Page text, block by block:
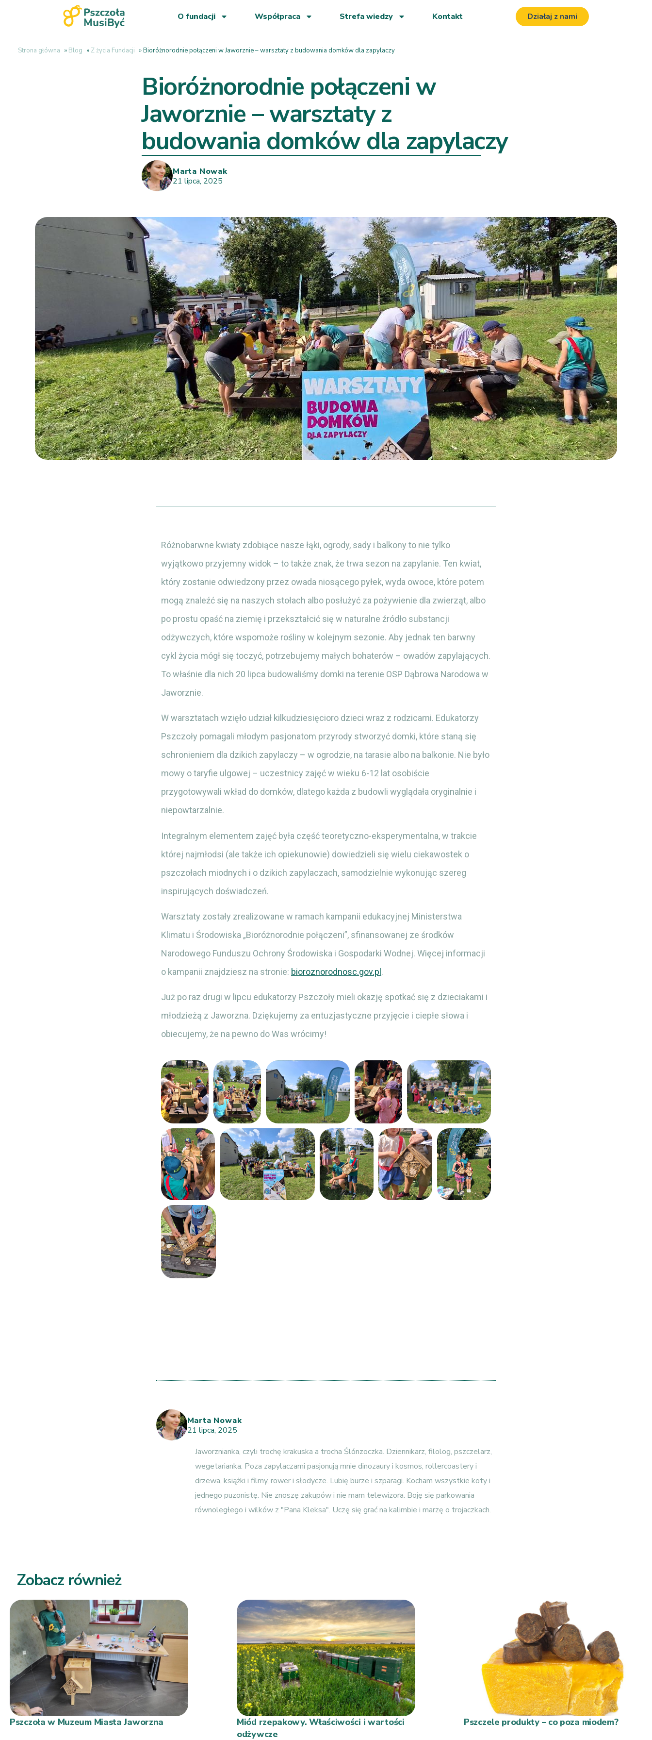
O fundacji Współpraca Strefa wiedzy Kontakt Działaj z nami
Strona główna » Blog » Z życia Fundacji »Bioróżnorodnie połączeni w Jaworznie – warsztaty z budowania domków dla zapylaczy
Bioróżnorodnie połączeni w
Jaworznie – warsztaty z
budowania domków dla zapylaczy
Marta Nowak
21 lipca, 2025
Różnobarwne kwiaty zdobiące nasze łąki, ogrody, sady i balkony to nie tylko
wyjątkowo przyjemny widok – to także znak, że trwa sezon na zapylanie. Ten kwiat,
który zostanie odwiedzony przez owada niosącego pyłek, wyda owoce, które potem
mogą znaleźć się na naszych stołach albo posłużyć za pożywienie dla zwierząt, albo
po prostu opaść na ziemię i przekształcić się w naturalne źródło substancji
odżywczych, które wspomoże rośliny w kolejnym sezonie. Aby jednak ten barwny
cykl życia mógł się toczyć, potrzebujemy małych bohaterów – owadów zapylających.
To właśnie dla nich 20 lipca budowaliśmy domki na terenie OSP Dąbrowa Narodowa w
Jaworznie.
W warsztatach wzięło udział kilkudziesięcioro dzieci wraz z rodzicami. Edukatorzy
Pszczoły pomagali młodym pasjonatom przyrody stworzyć domki, które staną się
schronieniem dla dzikich zapylaczy – w ogrodzie, na tarasie albo na balkonie. Nie było
mowy o taryfie ulgowej – uczestnicy zajęć w wieku 6-12 lat osobiście
przygotowywali wkład do domków, dlatego każda z budowli wyglądała oryginalnie i
niepowtarzalnie.
Integralnym elementem zajęć była część teoretyczno-eksperymentalna, w trakcie
której najmłodsi (ale także ich opiekunowie) dowiedzieli się wielu ciekawostek o
pszczołach miodnych i o dzikich zapylaczach, samodzielnie wykonując szereg
inspirujących doświadczeń.
Warsztaty zostały zrealizowane w ramach kampanii edukacyjnej Ministerstwa
Klimatu i Środowiska „Bioróżnorodnie połączeni”, sfinansowanej ze środków
Narodowego Funduszu Ochrony Środowiska i Gospodarki Wodnej. Więcej informacji
o kampanii znajdziesz na stronie: bioroznorodnosc.gov.pl .
Już po raz drugi w lipcu edukatorzy Pszczoły mieli okazję spotkać się z dzieciakami i
młodzieżą z Jaworzna. Dziękujemy za entuzjastyczne przyjęcie i ciepłe słowa i
obiecujemy, że na pewno do Was wrócimy!
Marta Nowak
21 lipca, 2025
Jaworznianka, czyli trochę krakuska a trocha Ślónzoczka. Dziennikarz, filolog, pszczelarz,
wegetarianka. Poza zapylaczami pasjonują mnie dinozaury i kosmos, rollercoastery i
drzewa, książki i filmy, rower i słodycze. Lubię burze i szparagi. Kocham wszystkie koty i
jednego puzonistę. Nie znoszę zakupów i nie mam telewizora. Boję się parkowania
równoległego i wilków z "Pana Kleksa". Uczę się grać na kalimbie i marzę o trojaczkach.
Zobacz również
Pszczoła w Muzeum Miasta Jaworzna
Miód rzepakowy. Właściwości i wartości
odżywcze
Pszczele produkty – co poza miodem?